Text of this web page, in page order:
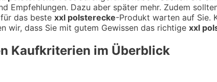
Empfehlungen. Dazu aber später mehr. Zudem
das beste xxl polsterecke-Produkt warten auf Sie.
wir, dass Sie mit gutem Gewissen das richtige xxl
Kaufkriterien im Überblick